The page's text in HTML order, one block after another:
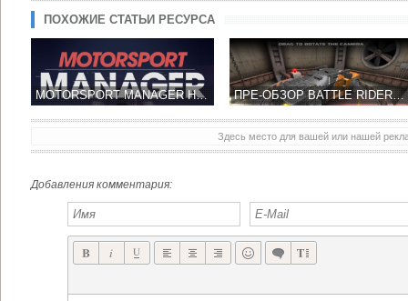
ПОХОЖИЕ СТАТЬИ РЕСУРСА
MOTORSPORT MANAGER НАВЕРНО САМЫЙ ИНТЕРЕСНЫЙ СИМУЛЯТОР КОРОЛЕВСКИХ ГОНОК F1 ПРЕ-ОБЗОР BATTLE RIDERS - ПОСТАПОКАЛИПТИЧЕСКИЕ ГОНКИ НА СМЕРТЬ!
Здесь место для вашей или нашей
Добавления комментария: